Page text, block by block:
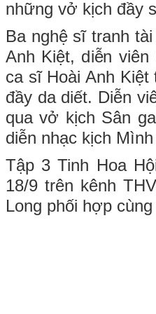
những vở kịch đầy
Ba nghệ sĩ tranh
Anh Kiệt, diễn
ca sĩ Hoài Anh
đầy da diết. Diễn
qua vở kịch Sân
diễn nhạc kịch
Tập 3 Tinh Hoa
18/9 trên kênh
Long phối hợp